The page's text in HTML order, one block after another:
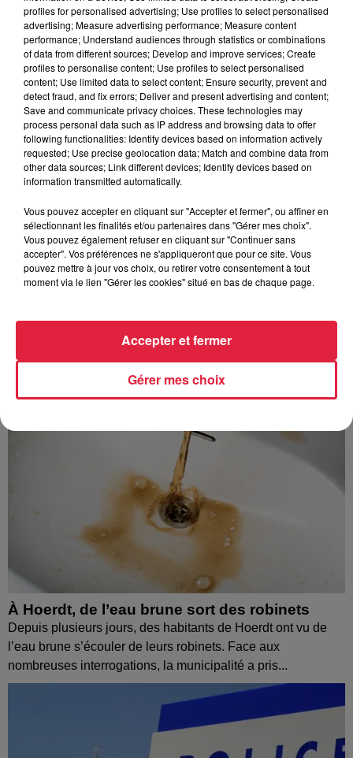
6 août 2026
Tags antisémites à Strasbourg :
Catherine Trautmann réagit
6 août 2026
Au zoo de Mulhouse : rencontre
avec les flamants rouges
À Hoerdt, de l’eau brune sort des robinets
Depuis plusieurs jours, des habitants de Hoerdt ont vu de
l’eau brune s’écouler de leurs robinets. Face aux
nombreuses interrogations, la municipalité a pris...
profiles for personalised advertising; Use profiles to select personalised
advertising; Measure advertising performance; Measure content
performance; Understand audiences through statistics or combinations
of data from different sources; Develop and improve services; Create
profiles to personalise content; Use profiles to select personalised
content; Use limited data to select content; Ensure security, prevent and
detect fraud, and fix errors; Deliver and present advertising and content;
Save and communicate privacy choices. These technologies may
process personal data such as IP address and browsing data to offer
following functionalities: Identify devices based on information actively
requested; Use precise geolocation data; Match and combine data from
other data sources; Link different devices; Identify devices based on
information transmitted automatically.
Vous pouvez accepter en cliquant sur "Accepter et fermer", ou affiner en
sélectionnant les finalités et/ou partenaires dans "Gérer mes choix".
Vous pouvez également refuser en cliquant sur "Continuer sans
accepter". Vos préférences ne s'appliqueront que pour ce site. Vous
pouvez mettre à jour vos choix, ou retirer votre consentement à tout
moment via le lien "Gérer les cookies" situé en bas de chaque page.
Gérer mes choix
Accepter et fermer